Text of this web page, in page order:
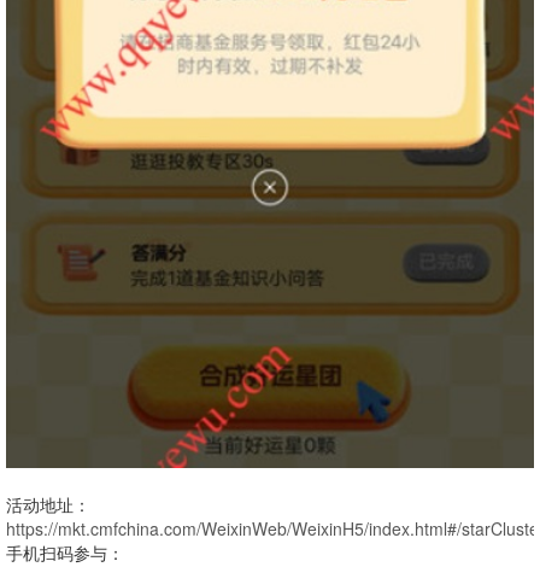
活动地址：
https://mkt.cmfchina.com/WeixinWeb/WeixinH5/index.html#/
手机扫码参与：